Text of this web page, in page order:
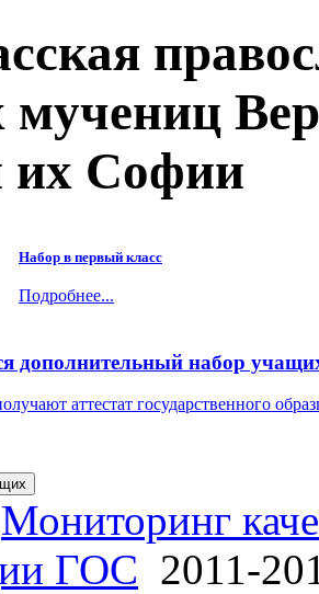
мучениц
их Софии
Набор в первый класс
Подробнее...
дополнительный набор
аттестат государственного
Мониторинг
ГОС 2011-